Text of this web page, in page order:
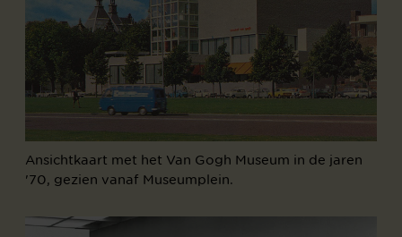
Ansichtkaart met het Van Gogh Museum in de jaren
'70, gezien vanaf Museumplein.